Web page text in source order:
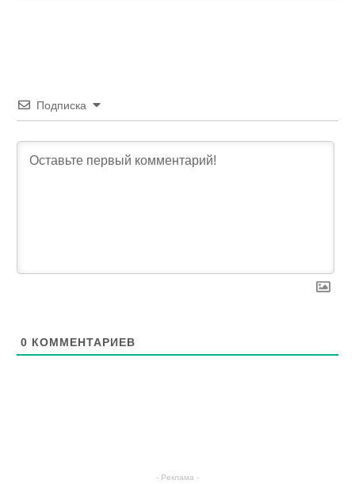
Подписка
0 КОММЕНТАРИЕВ
- Реклама -